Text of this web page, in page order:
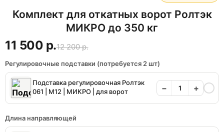
Комплект для откатных ворот Ролтэк
МИКРО до 350 кг
11 500 р.12 200 р.
Регулировочные подставки (потребуется 2 шт)
Подставка регулировочная Ролтэк
061 | М12 | МИКРО | для ворот
− +
Длина направляющей